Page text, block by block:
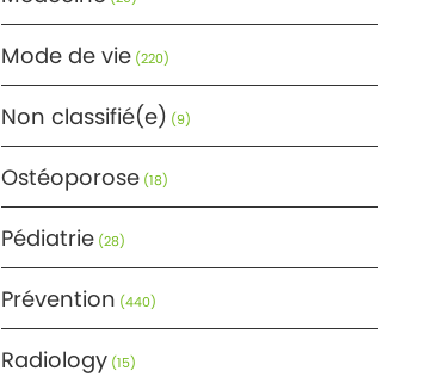
Mode de vie(220)
Non classifié(e) (9)
Ostéoporose(18)
Pédiatrie(28)
Prévention (440)
Radiology(15)